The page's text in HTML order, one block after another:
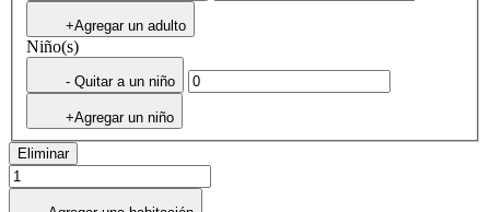
+Agregar un adulto
Niño(s)
- Quitar a un niño
+Agregar un niño
Eliminar